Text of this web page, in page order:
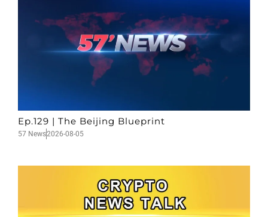
Ep.129 | The Beijing Blueprint
57 News2026-08-05